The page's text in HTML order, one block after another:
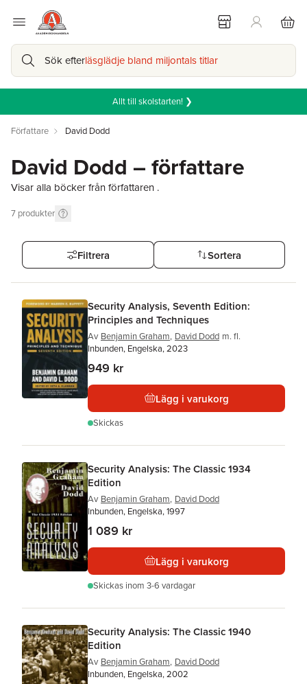
Sök efterläsglädje bland miljontals titlar
Allt till skolstarten! ❯
Författare David Dodd
David Dodd – författare
Visar alla böcker från författaren .
7 produkter
Filtrera Sortera
Security Analysis, Seventh Edition:
Principles and Techniques
Av Benjamin Graham, David Dodd m. fl.
Inbunden, Engelska, 2023
949 kr
Lägg i varukorg
Skickas
Security Analysis: The Classic 1934
Edition
Av Benjamin Graham, David Dodd
Inbunden, Engelska, 1997
1 089 kr
Lägg i varukorg
Skickas inom 3-6 vardagar
Security Analysis: The Classic 1940
Edition
Av Benjamin Graham, David Dodd
Inbunden, Engelska, 2002